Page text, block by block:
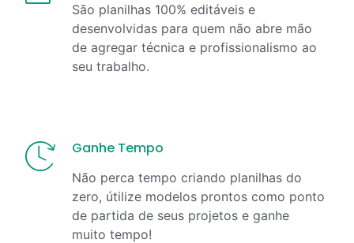
São planilhas 100% editáveis e
desenvolvidas para quem não abre mão
de agregar técnica e profissionalismo ao
seu trabalho.
Ganhe Tempo
Não perca tempo criando planilhas do
zero, útilize modelos prontos como ponto
de partida de seus projetos e ganhe
muito tempo!